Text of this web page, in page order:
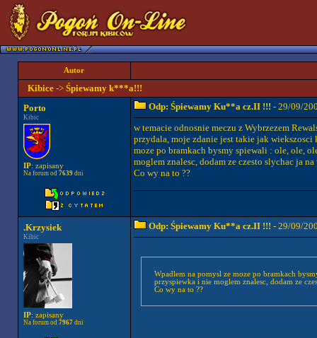
Autor
Kibice-> Śpiewamy k***a!!!
Porto
Kibic
IP: zapisany
Na forum od 7639dni
Odp: Śpiewamy Ku**a cz.II !!! - 29/09/
w temacie odnosnie meczu z Wybrzezem
przydala, moje zdanie jest takie jak
moze po bramkach bysmy spiewali : ole, ole,
moglem znalesc, dodam ze czesto slychac ja
Co wy na to ??
.Krzysiek
Kibic
IP: zapisany
Na forum od 7967dni
Odp: Śpiewamy Ku**a cz.II !!! - 29/09/
Wpadlem na pomysl ze moze po bramkach
przyspiewka i nie moglem znalesc, dodam ze
Co wy na to ??